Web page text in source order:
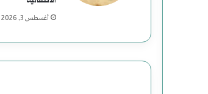
أغسطس 3, 2026